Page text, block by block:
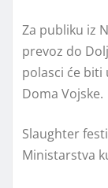
Za publiku iz
prevoz do
polasci će biti
Doma Vojske.
Slaughter
Ministarstva